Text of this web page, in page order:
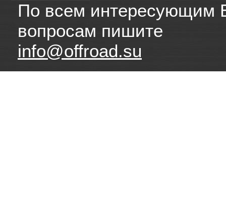
По всем интересующим
вопросам пишите
info@offroad.su